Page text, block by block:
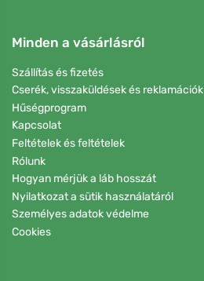
Minden a vásárlásról
Szállítás és fizetés
Cserék, visszaküldések és reklamációk
Hűségprogram
Kapcsolat
Feltételek és feltételek
Rólunk
Hogyan mérjük a láb hosszát
Nyilatkozat a sütik használatáról
Személyes adatok védelme
Cookies